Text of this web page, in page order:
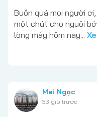
Buồn quá mọi người
một chút cho nguôi
lòng mấy hôm nay...
Mai Ngọc
33 giờ trước